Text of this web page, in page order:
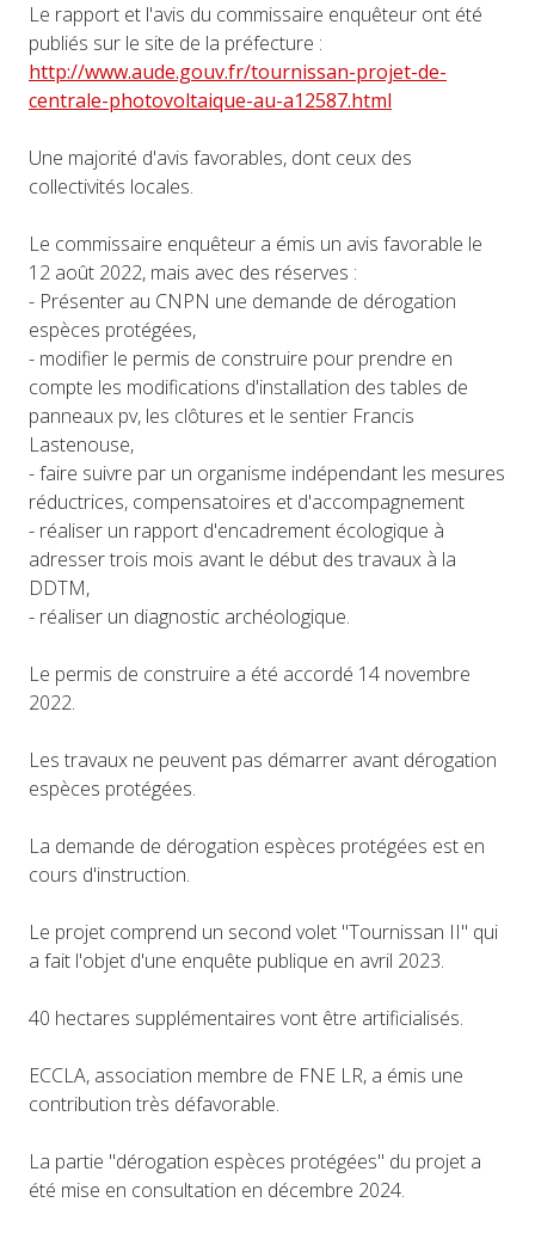
Le rapport et l'avis du commissaire enquêteur ont été
publiés sur le site de la préfecture :
http://www.aude.gouv.fr/tournissan-projet-de-
centrale-photovoltaique-au-a12587.html
Une majorité d'avis favorables, dont ceux des
collectivités locales.
Le commissaire enquêteur a émis un avis favorable le
12 août 2022, mais avec des réserves :
- Présenter au CNPN une demande de dérogation
espèces protégées,
- modifier le permis de construire pour prendre en
compte les modifications d'installation des tables de
panneaux pv, les clôtures et le sentier Francis
Lastenouse,
- faire suivre par un organisme indépendant les mesures
réductrices, compensatoires et d'accompagnement
- réaliser un rapport d'encadrement écologique à
adresser trois mois avant le début des travaux à la
DDTM,
- réaliser un diagnostic archéologique.
Le permis de construire a été accordé 14 novembre
2022.
Les travaux ne peuvent pas démarrer avant dérogation
espèces protégées.
La demande de dérogation espèces protégées est en
cours d'instruction.
Le projet comprend un second volet "Tournissan II" qui
a fait l'objet d'une enquête publique en avril 2023.
40 hectares supplémentaires vont être artificialisés.
ECCLA, association membre de FNE LR, a émis une
contribution très défavorable.
La partie "dérogation espèces protégées" du projet a
été mise en consultation en décembre 2024.